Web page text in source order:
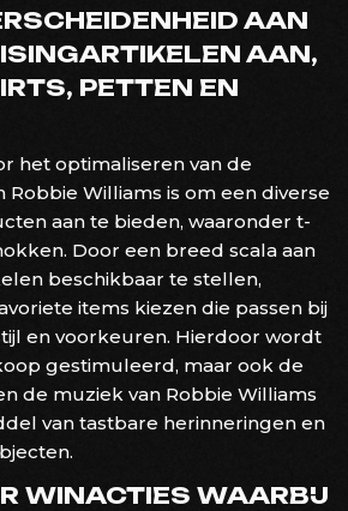
AAN
AAN,
PETTEN EN
het optimaliseren van de
Robbie Williams is om een diverse
aan te bieden, waaronder t-
Door een breed scala aan
beschikbaar te stellen,
items kiezen die passen bij
en voorkeuren. Hierdoor wordt
gestimuleerd, maar ook de
de muziek van Robbie Williams
van tastbare herinneringen en
WINACTIES WAARBIJ